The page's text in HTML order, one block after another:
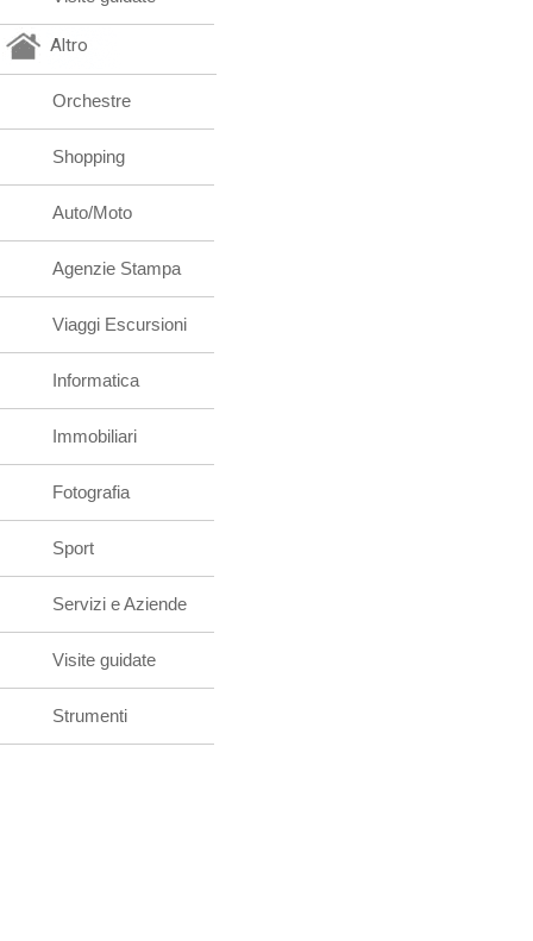
Altro
Orchestre
Shopping
Auto/Moto
Agenzie Stampa
Viaggi Escursioni
Informatica
Immobiliari
Fotografia
Sport
Servizi e Aziende
Visite guidate
Strumenti